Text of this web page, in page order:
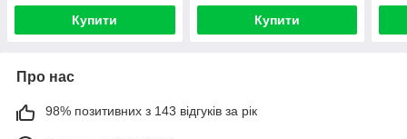
Купити Купити
Про нас
98% позитивних з 143 відгуків за рік